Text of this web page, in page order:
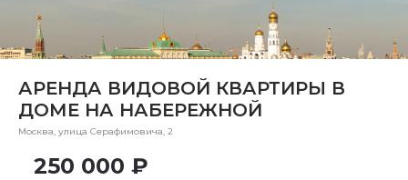
Ремонт
Район
Район
Метро
Метро
АРЕНДА ВИДОВОЙ КВАРТИРЫ В
ДОМЕ НА НАБЕРЕЖНОЙ
Москва, улица Серафимовича, 2
250 000 ₽